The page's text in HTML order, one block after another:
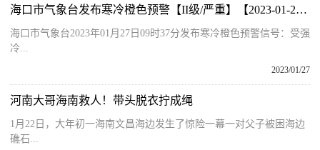
海口市气象台发布寒冷橙色预警【II级/严重】【2023-01-27】
海口市气象台2023年01月27日09时37分发布寒冷橙色预警信号：受强
冷...
2023/01/27
河南大哥海南救人！带头脱衣拧成绳
1月22日，大年初一海南文昌海边发生了惊险一幕一对父子被困海边
礁石...